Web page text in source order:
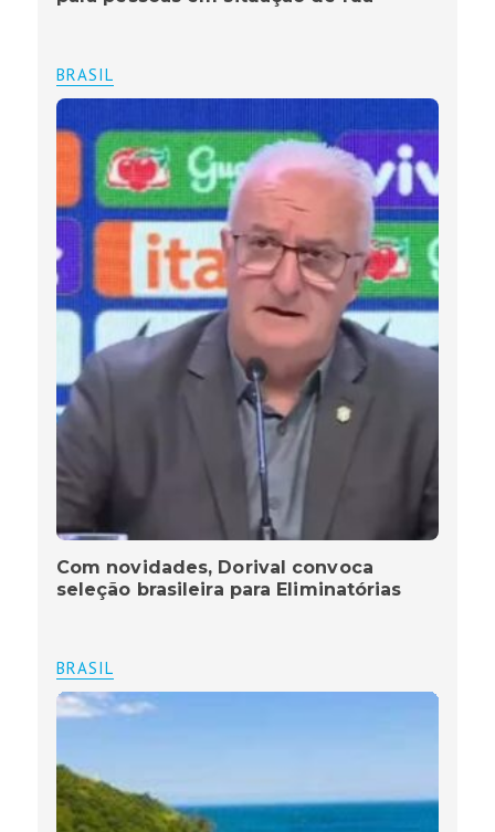
BRASIL
Com novidades, Dorival convoca
seleção brasileira para Eliminatórias
BRASIL